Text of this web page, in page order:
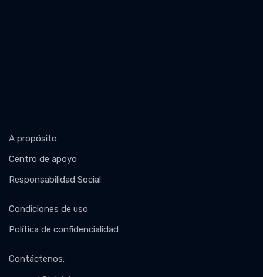
A propósito
Centro de apoyo
Responsabilidad Social
Condiciones de uso
Política de confidencialidad
Contáctenos: